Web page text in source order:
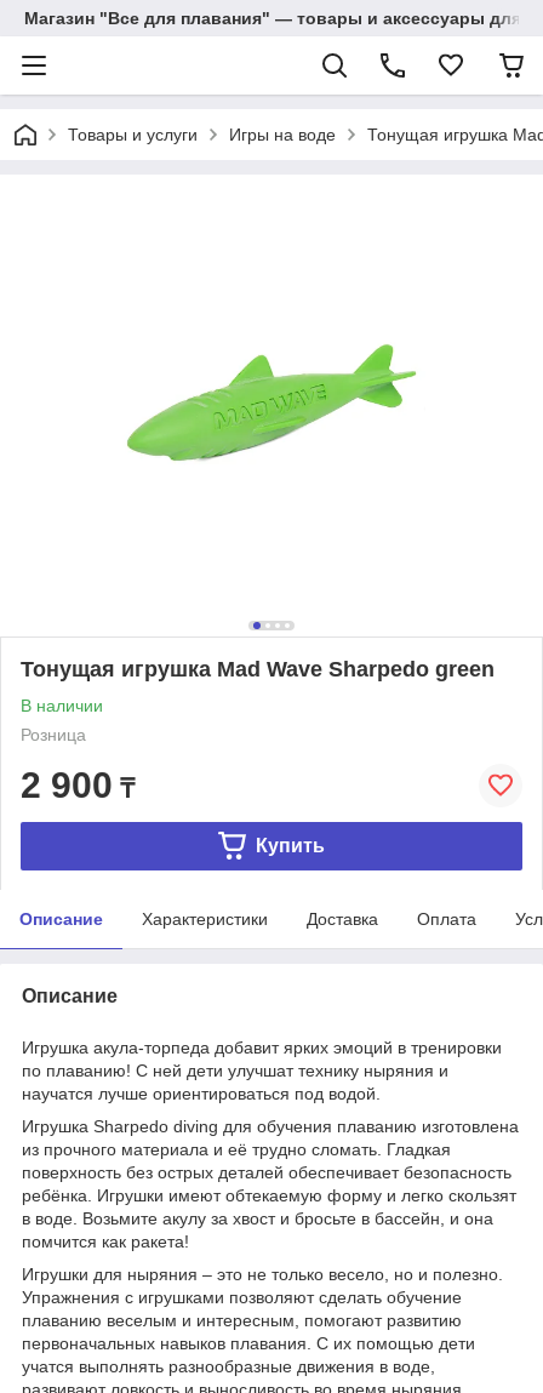
Магазин "Все для плавания" — товары и аксессуары для
Товары и услуги Игры на воде Тонущая игрушка
Тонущая игрушка Mad Wave Sharpedo green
В наличии
Розница
2 900 ₸
Купить
Описание Характеристики Доставка Оплата
Описание
Игрушка акула-торпеда добавит ярких эмоций в тренировки
по плаванию! С ней дети улучшат технику ныряния и
научатся лучше ориентироваться под водой.
Игрушка Sharpedo diving для обучения плаванию изготовлена
из прочного материала и её трудно сломать. Гладкая
поверхность без острых деталей обеспечивает безопасность
ребёнка. Игрушки имеют обтекаемую форму и легко скользят
в воде. Возьмите акулу за хвост и бросьте в бассейн, и она
помчится как ракета!
Игрушки для ныряния – это не только весело, но и полезно.
Упражнения с игрушками позволяют сделать обучение
плаванию веселым и интересным, помогают развитию
первоначальных навыков плавания. С их помощью дети
учатся выполнять разнообразные движения в воде,
развивают ловкость и выносливость во время ныряния.